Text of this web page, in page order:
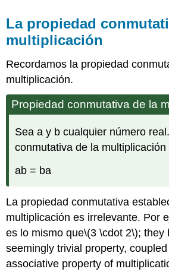
La propiedad
multiplicación
Recordamos la propiedad
multiplicación.
Propiedad conmutativa de la
Sea a y b cualquier número
conmutativa de la
ab = ba
La propiedad conmutativa
multiplicación es irrelevante. Por
es lo mismo que\(3 \cdot 2\); they
seemingly trivial property,
associative property of